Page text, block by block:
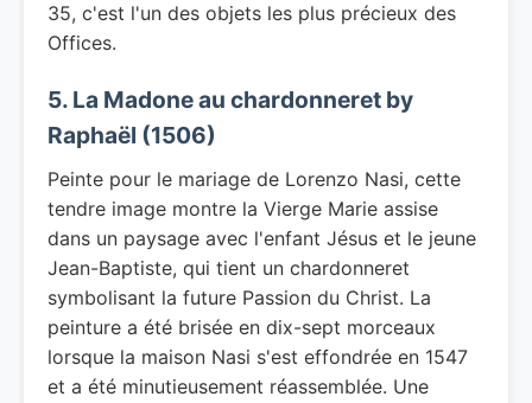
35, c'est l'un des objets les plus précieux des
Offices.
5. La Madone au chardonneret by
Raphaël (1506)
Peinte pour le mariage de Lorenzo Nasi, cette
tendre image montre la Vierge Marie assise
dans un paysage avec l'enfant Jésus et le jeune
Jean-Baptiste, qui tient un chardonneret
symbolisant la future Passion du Christ. La
peinture a été brisée en dix-sept morceaux
lorsque la maison Nasi s'est effondrée en 1547
et a été minutieusement réassemblée. Une